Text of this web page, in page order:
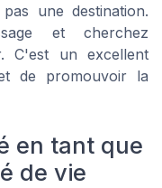
une destination.
et cherchez
C'est un excellent
de promouvoir la
en tant que
de vie